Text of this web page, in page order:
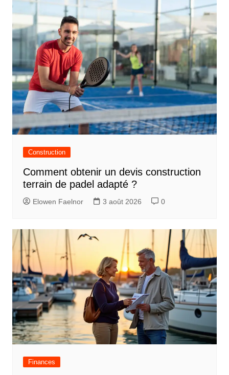
Construction
Comment obtenir un devis construction
terrain de padel adapté ?
Elowen Faelnor 3 août 2026 0
Finances